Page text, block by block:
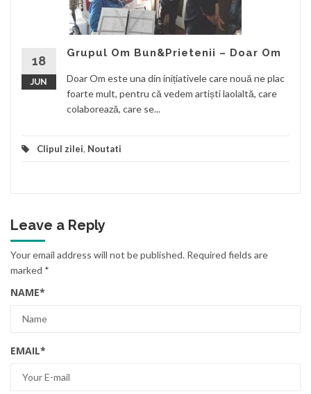
18
JUN
Grupul Om Bun&Prietenii – Doar Om
Doar Om este una din inițiativele care nouă ne plac
foarte mult, pentru că vedem artiști laolaltă, care
colaborează, care se...
Clipul zilei, Noutati
Leave a Reply
Your email address will not be published. Required fields are
marked *
NAME*
EMAIL*